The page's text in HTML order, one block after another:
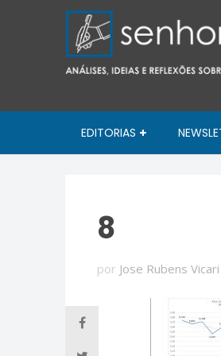
EDITORIAS
8
por Jose Rubens Vicari